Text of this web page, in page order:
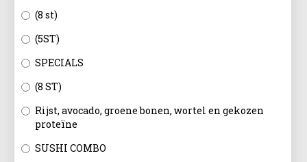
(8 st)
(5ST)
SPECIALS
(8 ST)
Rijst, avocado, groene bonen, wortel en gekozen
proteïne
SUSHI COMBO